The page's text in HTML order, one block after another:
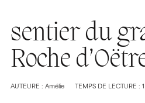
sentier du
Roche
AUTEURE : Amélie TEMPS DE LECTURE :